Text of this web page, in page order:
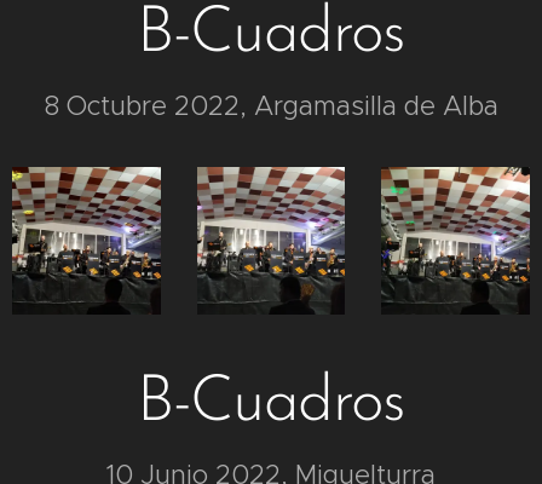
B-Cuadros
8 Octubre 2022, Argamasilla de Alba
B-Cuadros
10 Junio 2022, Miguelturra